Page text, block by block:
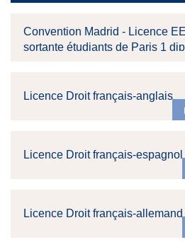
Convention Madrid - Licence
sortante étudiants de Paris 1
Licence Droit français-anglais
Licence Droit français-espagnol
Licence Droit français-allemand